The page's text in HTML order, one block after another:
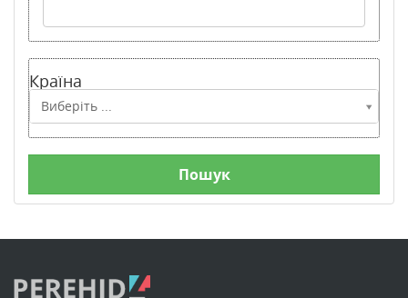
Країна
Виберіть ...
Країна